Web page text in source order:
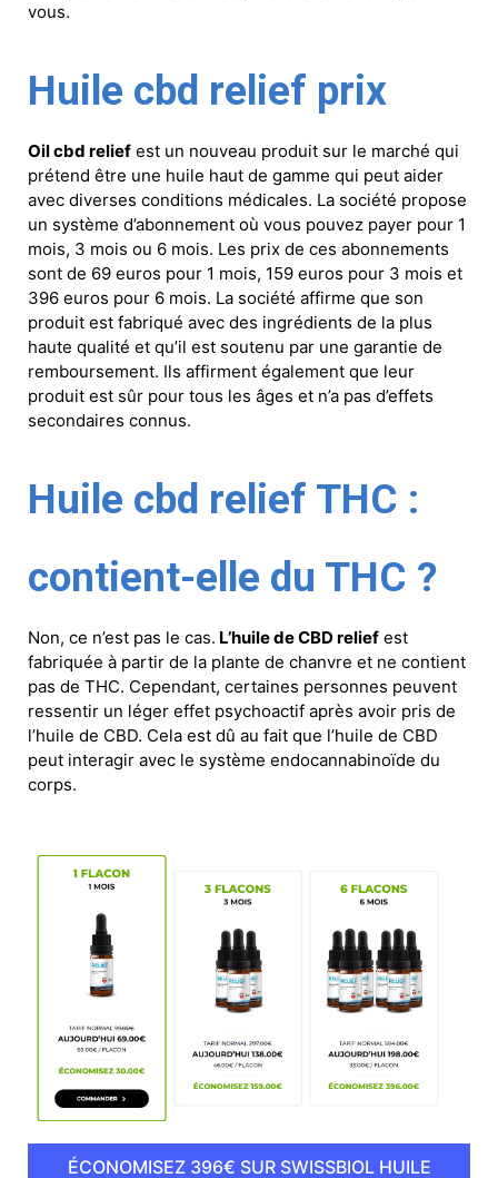
vous.
Huile cbd relief prix
Oil cbd relief est un nouveau produit sur le marché qui
prétend être une huile haut de gamme qui peut aider
avec diverses conditions médicales. La société propose
un système d’abonnement où vous pouvez payer pour 1
mois, 3 mois ou 6 mois. Les prix de ces abonnements
sont de 69 euros pour 1 mois, 159 euros pour 3 mois et
396 euros pour 6 mois. La société affirme que son
produit est fabriqué avec des ingrédients de la plus
haute qualité et qu’il est soutenu par une garantie de
remboursement. Ils affirment également que leur
produit est sûr pour tous les âges et n’a pas d’effets
secondaires connus.
Huile cbd relief THC :
contient-elle du THC ?
Non, ce n’est pas le cas. L’huile de CBD relief est
fabriquée à partir de la plante de chanvre et ne contient
pas de THC. Cependant, certaines personnes peuvent
ressentir un léger effet psychoactif après avoir pris de
l’huile de CBD. Cela est dû au fait que l’huile de CBD
peut interagir avec le système endocannabinoïde du
corps.
ÉCONOMISEZ 396€ SUR SWISSBIOL HUILE